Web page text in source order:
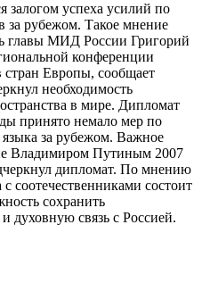
залогом успеха усилий по
за рубежом. Такое мнение
главы МИД России Григорий
конференции
стран Европы, сообщает
необходимость
в мире. Дипломат
принято немало мер по
за рубежом. Важное
Владимиром Путиным 2007
дипломат. По мнению
соотечественниками состоит
сохранить
духовную связь с Россией.